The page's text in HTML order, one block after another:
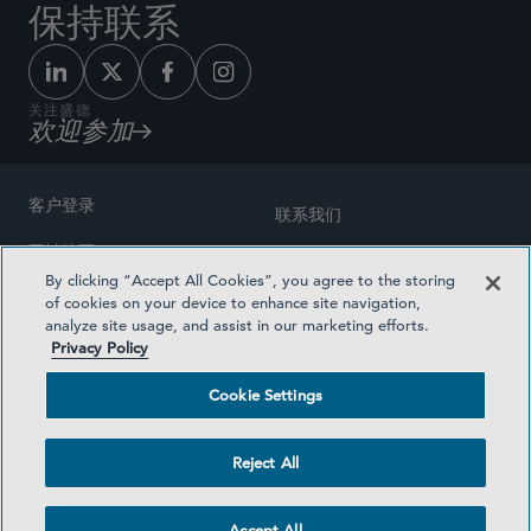
保持联系
关注盛德
欢迎参加
客户登录
网站地图
律师广告
隐私政策
社交媒体目录
联系我们
医疗计划透明度
Cookie Settings
©2026 SIDLEY AUSTIN LLP
By clicking “Accept All Cookies”, you agree to the storing
of cookies on your device to enhance site navigation,
analyze site usage, and assist in our marketing efforts.
Privacy Policy
Cookie Settings
Reject All